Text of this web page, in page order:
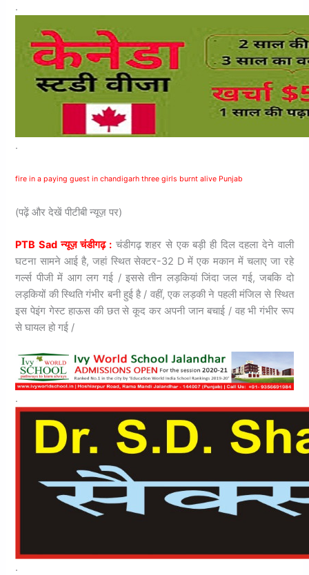
.
.
fire in a paying guest in chandigarh three girls burnt alive Punjab
(पढ़ें और देखें पीटीबी न्यूज़ पर)
PTB Sad न्यूज़ चंडीगढ़ : चंडीगढ़ शहर से एक बड़ी ही दिल दहला देने वाली
घटना सामने आई है, जहां स्थित सेक्‍टर-32 D में एक मकान में चलाए जा रहे
गर्ल्‍स पीजी में आग लग गई / इससे तीन लड़कियां जिंदा जल गई, जबकि दो
लड़कियों की स्थिति गंभीर बनी हुई है / वहीं, एक लड़की ने पहली मंजिल से स्थित
इस पेइंग गेस्ट हाऊस की छत से कूद कर अपनी जान बचाई / वह भी गंभीर रूप
से घायल हो गई /
.
.